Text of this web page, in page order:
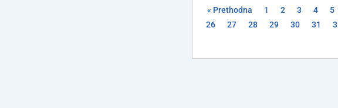
« Prethodna 1 2 3 4 5
26
27 28 29 30 31